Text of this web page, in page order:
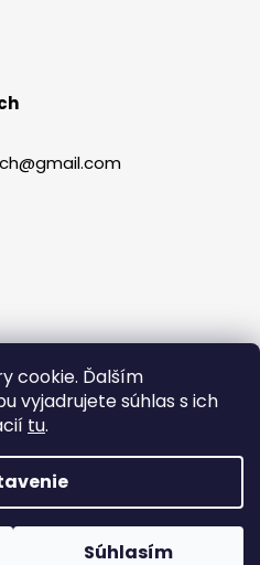
cookie. Ďalším
vyjadrujete súhlas s ich
tu.
Súhlasím
Shoptet
vyhradené.